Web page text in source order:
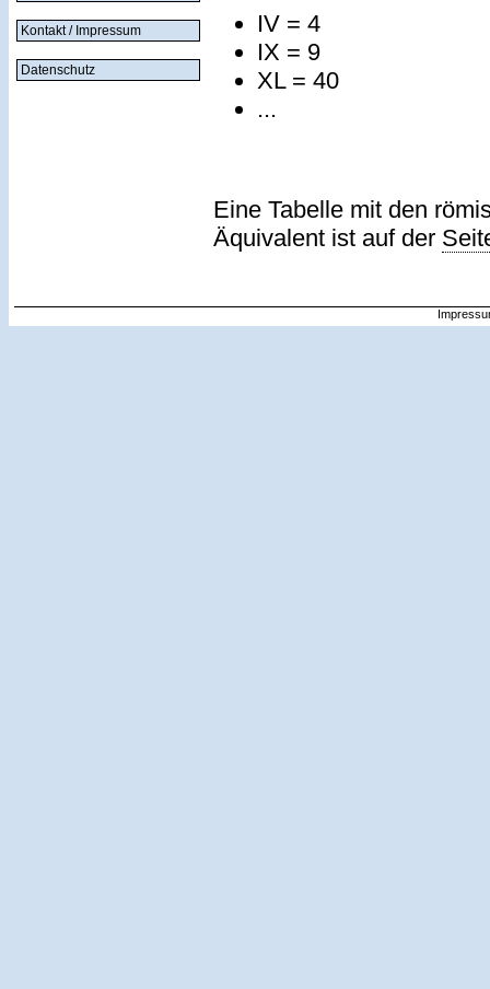
Kontakt / Impressum
Datenschutz
IV = 4
IX = 9
XL = 40
...
Eine Tabelle mit den
Äquivalent ist auf der